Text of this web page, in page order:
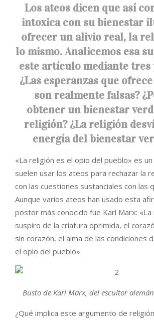
Los ateos dicen que así
intoxica con su bienestar
ofrecer un alivio real, la
lo mismo. Analicemos esa
este artículo mediante tres
¿Las esperanzas que
son realmente falsas?
obtener un bienestar
religión? ¿La religión
energía del bienestar
«La religión es el opio del pueblo» es
suelen usar los ateos para rechazar la
con las cuestiones sustanciales con las
Aunque varios ateos han usado esta
postor más conocido fue Karl Marx: «La
suspiro de la criatura oprimida, el
sin corazón, el alma de las condiciones
el opio del pueblo».
Busto de Karl Marx, del escultor
¿Qué implica este argumento de